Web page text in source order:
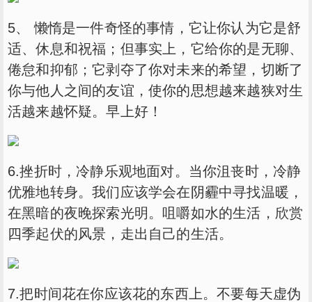
5、 懒惰是一件奇怪的事情，它让你认为它是舒
适、休息和祝福；但事实上，它给你的是无聊、
倦怠和抑郁；它剥夺了你对未来的希望，切断了
你与他人之间的友谊，使你的思想越来越狭对生
活越来越怀疑。早上好！
6.挫折时，冷静乐观地面对。当你沮丧时，冷静
优雅地转身。我们应该学会在阴霾中寻找温暖，
在黑暗的夜晚探索光明。咀嚼如水的生活，欣赏
四季起伏的风景，走出自己的生活。
7.把时间花在你应该花的东西上。不要每天虚伪